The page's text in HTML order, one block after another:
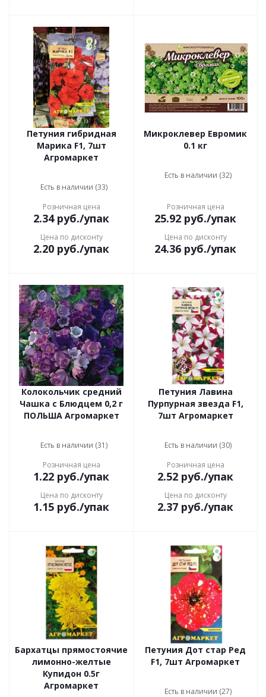
Петуния гибридная
Марика F1, 7шт
Агромаркет
Есть в наличии (33)
Розничная цена
2.34руб./упак
Цена по дисконту
2.20 руб./упак
Микроклевер Евромик
0.1 кг
Есть в наличии (32)
Розничная цена
25.92 руб./упак
Цена по дисконту
24.36 руб./упак
Колокольчик средний
Чашка с Блюдцем 0,2 г
ПОЛЬША Агромаркет
Есть в наличии (31)
Розничная цена
1.22 руб./упак
Цена по дисконту
1.15 руб./упак
Петуния Лавина
Пурпурная звезда F1,
7шт Агромаркет
Есть в наличии (30)
Розничная цена
2.52 руб./упак
Цена по дисконту
2.37 руб./упак
Бархатцы прямостоячие
лимонно-желтые
Купидон 0.5г
Агромаркет
Петуния Дот стар Ред
F1, 7шт Агромаркет
Есть в наличии (27)